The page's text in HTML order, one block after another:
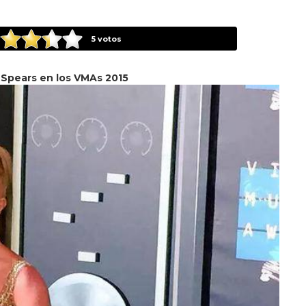
5 votos
en los VMAs 2015